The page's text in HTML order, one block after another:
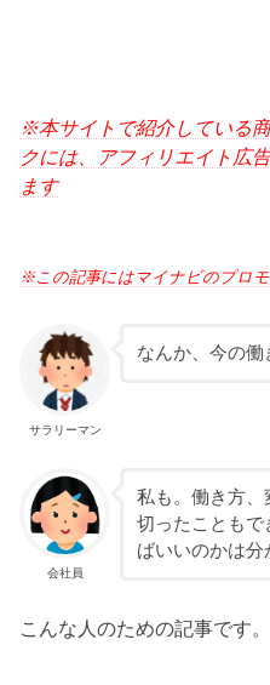
※本サイトで紹介している
クには、アフィリエイト広
ます
※この記事にはマイナビのプロ
サラリーマン
なんか、今の働
会社員
私も。働き方、
切ったこともで
ばいいのかは分
こんな人のための記事です。